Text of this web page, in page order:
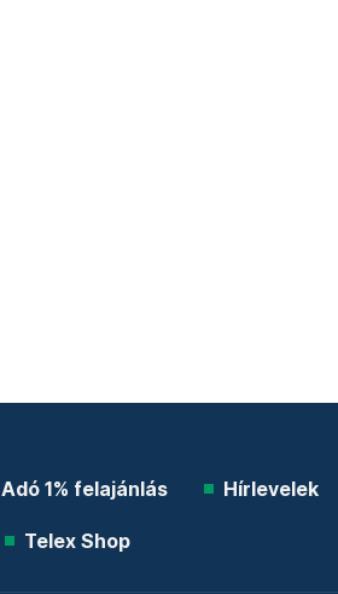
Adó 1% felajánlás Hírlevelek
Telex Shop